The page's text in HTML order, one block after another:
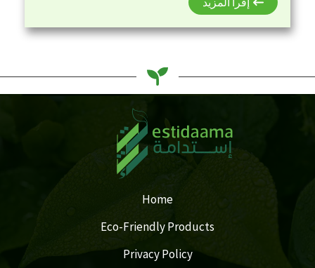
Home
Eco-Friendly Products
Privacy Policy